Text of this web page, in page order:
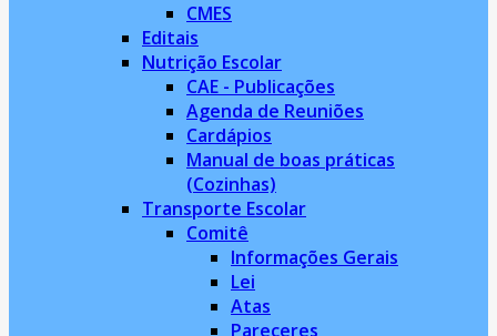
CMES
Editais
Nutrição Escolar
CAE - Publicações
Agenda de Reuniões
Cardápios
Manual de boas práticas
(Cozinhas)
Transporte Escolar
Comitê
Informações Gerais
Lei
Atas
Pareceres